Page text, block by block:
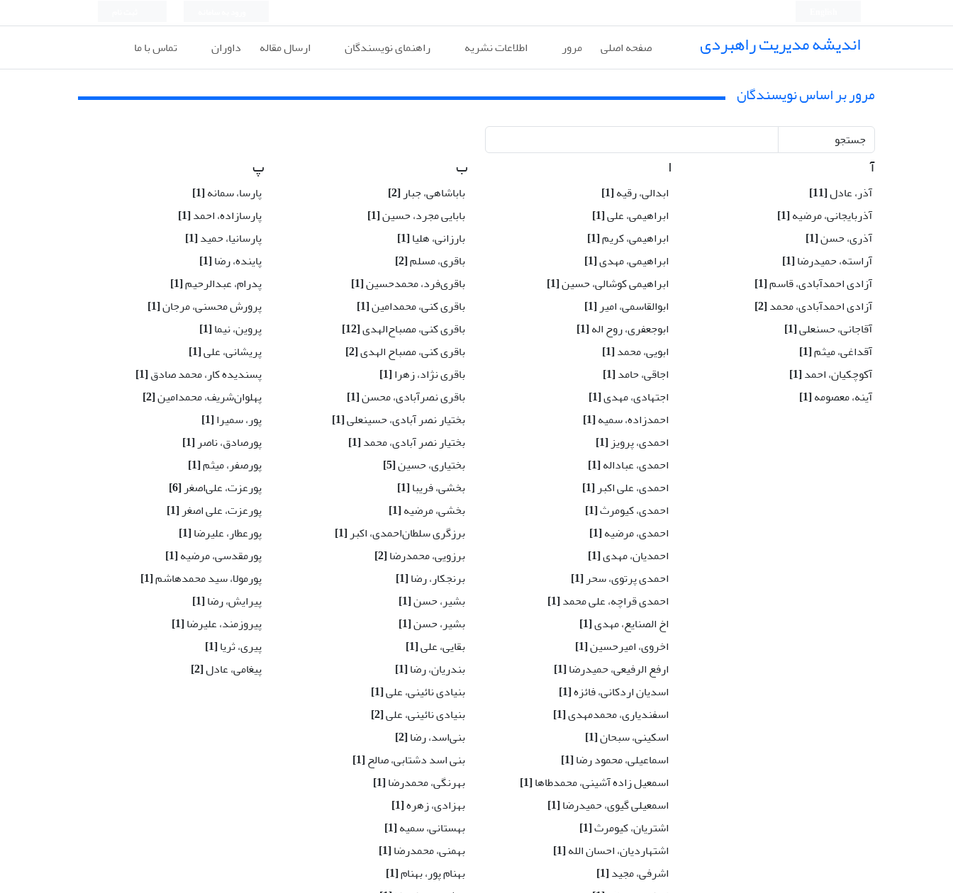
اندیشه مدیریت راهبردی صفحه اصلی مرور اطلاعات نشریه راهنمای نویسندگان ارسال مقاله داوران تماس با ما
مرور بر اساس نویسندگان
جستجو
آ
آذر، عادل[11]
آذربایجانی، مرضیه[1]
آذری، حسن[1]
آراسته، حمیدرضا[1]
آزادی احمدآبادی، قاسم[1]
آزادی احمدآبادی، محمد[2]
آقاجانی، حسنعلی[1]
آقداغی، میثم[1]
آکوچکیان، احمد[1]
آینه، معصومه[1]
ا
ابدالی، رقیه[1]
ابراهیمی، علی[1]
ابراهیمی، کریم[1]
ابراهیمی، مهدی[1]
ابراهیمی کوشالی، حسین[1]
ابوالقاسمی، امیر[1]
ابوجعفری، روح اله[1]
ابویی، محمد[1]
اجاقی، حامد[1]
اجتهادی، مهدی[1]
احمدزاده، سمیه[1]
احمدی، پرویز[1]
احمدی، عباداله[1]
احمدی، علی اکبر[1]
احمدی، کیومرث[1]
احمدی، مرضیه[1]
احمدیان، مهدی[1]
احمدی پرتوی، سحر[1]
احمدی قراچه، علی محمد[1]
اخ الصنایع، مهدی[1]
اخروی، امیرحسین[1]
ارفع الرفیعی، حمیدرضا[1]
اسدیان اردکانی، فائزه[1]
اسفندیاری، محمدمهدی[1]
اسکینی، سبحان[1]
اسماعیلی، محمود رضا[1]
اسمعیل زاده آشینی، محمدطاها[1]
اسمعیلی گیوی، حمیدرضا[1]
اشتریان، کیومرث[1]
اشتهاردیان، احسان الله[1]
اشرفی، مجید[1]
ب
باباشاهی، جبار[2]
بابایی مجرد، حسین[1]
بارزانی، هلیا[1]
باقری، مسلم[2]
باقری‌فرد، محمدحسین[1]
باقری کنی، محمدامین[1]
باقری کنی، مصباح‌الهدی[12]
باقری کنی، مصباح الهدی[2]
باقری نژاد، زهرا[1]
باقری نصرآبادی، محسن[1]
بختیار نصر آبادی، حسینعلی[1]
بختیار نصر آبادی، محمد[1]
بختیاری، حسین[5]
بخشی، فریبا[1]
بخشی، مرضیه[1]
برزگری سلطان‌احمدی، اکبر[1]
برزویی، محمدرضا[2]
برنجکار، رضا[1]
بشیر، حسن[1]
بشیر، حسن[1]
بقایی، علی[1]
بندریان، رضا[1]
بنیادی نائینی، علی[1]
بنیادی نائینی، علی[2]
بنی‌اسد، رضا[2]
بنی اسد دشتابی، صالح[1]
بهرنگی، محمدرضا[1]
بهزادی، زهره[1]
بهستانی، سمیه[1]
بهمنی، محمدرضا[1]
بهنام پور، بهنام[1]
پ
پارسا، سمانه[1]
پارسازاده، احمد[1]
پارسانیا، حمید[1]
پاینده، رضا[1]
پدرام، عبدالرحیم[1]
پرورش محسنی، مرجان[1]
پروین، نیما[1]
پریشانی، علی[1]
پسندیده کار، محمد صادق[1]
پهلوان‌شریف، محمدامین[2]
پور، سمیرا[1]
پورصادق، ناصر[1]
پورصفر، میثم[1]
پورعزت، علی‌اصغر[6]
پورعزت، علی اصغر[1]
پورعطار، علیرضا[1]
پورمقدسی، مرضیه[1]
پورمولا، سید محمدهاشم[1]
پیرایش، رضا[1]
پیروزمند، علیرضا[1]
پیری، ثریا[1]
پیغامی، عادل[2]